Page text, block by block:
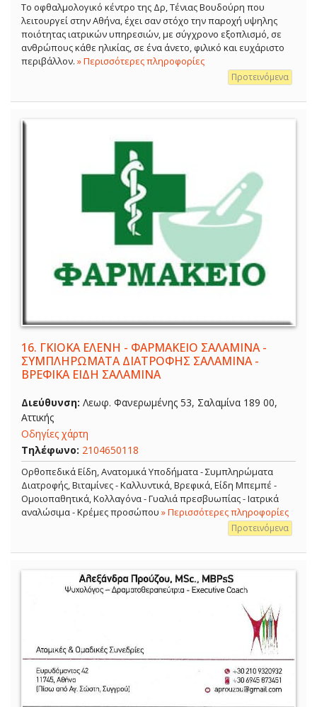
Το οφθαλμολογικό κέντρο της Δρ, Τένιας Βουδούρη που
λειτουργεί στην Αθήνα, έχει σαν στόχο την παροχή υψηλης
ποιότητας ιατρικών υπηρεσιών, με σύγχρονο εξοπλισμό, σε
ανθρώπους κάθε ηλικίας, σε ένα άνετο, φιλικό και ευχάριστο
περιβάλλον. » Περισσότερες πληροφορίες
Προτεινόμενα
16. ΓΚΙΟΚΑ ΕΛΕΝΗ - ΦΑΡΜΑΚΕΙΟ ΣΑΛΑΜΙΝΑ -
ΣΥΜΠΛΗΡΩΜΑΤΑ ΔΙΑΤΡΟΦΗΣ ΣΑΛΑΜΙΝΑ -
ΒΡΕΦΙΚΑ ΕΙΔΗ ΣΑΛΑΜΙΝΑ
Διεύθυνση: Λεωφ. Φανερωμένης 53, Σαλαμίνα 189 00,
Αττικής
Οδηγίες χάρτη
Τηλέφωνο: 2104650118
Ορθοπεδικά Είδη, Ανατομικά Υποδήματα - Συμπληρώματα
Διατροφής, Βιταμίνες - Καλλυντικά, Βρεφικά, Είδη Μπεμπέ -
Ομοιοπαθητικά, Κολλαγόνα - Γυαλιά πρεσβυωπίας - Ιατρικά
αναλώσιμα - Κρέμες προσώπου » Περισσότερες πληροφορίες
Προτεινόμενα